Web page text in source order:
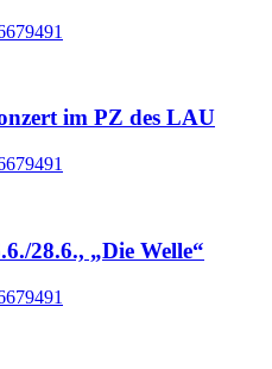
im PZ des LAU
28.6., „Die Welle“